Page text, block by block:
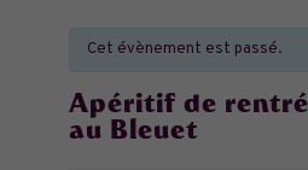
Cet évènement est passé.
Apéritif de
au Bleuet